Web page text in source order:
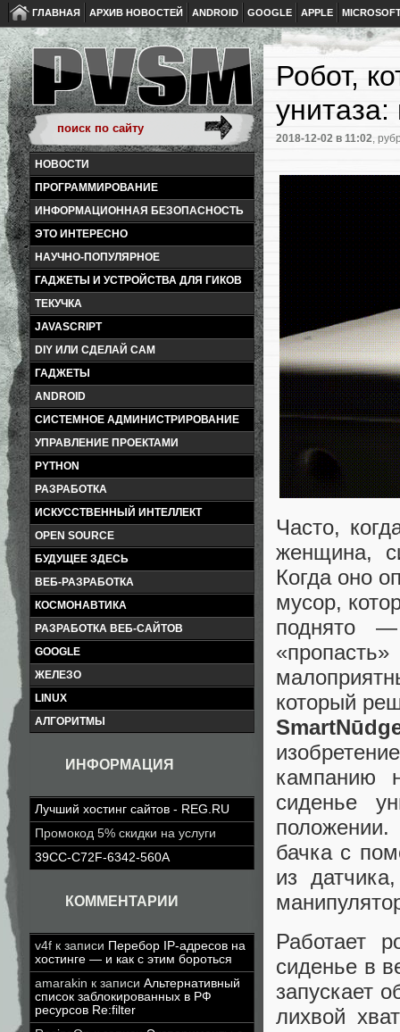
ГЛАВНАЯ АРХИВ НОВОСТЕЙ ANDROID GOOGLE APPLE
НОВОСТИ
ПРОГРАММИРОВАНИЕ
ИНФОРМАЦИОННАЯ БЕЗОПАСНОСТЬ
ЭТО ИНТЕРЕСНО
НАУЧНО-ПОПУЛЯРНОЕ
ГАДЖЕТЫ И УСТРОЙСТВА ДЛЯ ГИКОВ
ТЕКУЧКА
JAVASCRIPT
DIY ИЛИ СДЕЛАЙ САМ
ГАДЖЕТЫ
ANDROID
СИСТЕМНОЕ АДМИНИСТРИРОВАНИЕ
УПРАВЛЕНИЕ ПРОЕКТАМИ
PYTHON
РАЗРАБОТКА
ИСКУССТВЕННЫЙ ИНТЕЛЛЕКТ
OPEN SOURCE
БУДУЩЕЕ ЗДЕСЬ
ВЕБ-РАЗРАБОТКА
КОСМОНАВТИКА
РАЗРАБОТКА ВЕБ-САЙТОВ
GOOGLE
ЖЕЛЕЗО
LINUX
АЛГОРИТМЫ
ИНФОРМАЦИЯ
Лучший хостинг сайтов - REG.RU
Промокод 5% скидки на услуги
39CC-C72F-6342-560A
КОММЕНТАРИИ
v4f к записи Перебор IP-адресов на
хостинге — и как с этим бороться
amarakin к записи Альтернативный
список заблокированных в РФ
ресурсов Re:filter
Робот,
унитаза:
2018-12-02 в 11:02,
Часто,
женщина,
Когда оно
мусор,
поднято
который
кампанию
сиденье
бачка с
из
Работает
сиденье в
запускает
лихвой